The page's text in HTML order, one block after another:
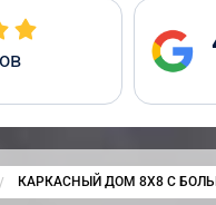
CURRENT:
КАРКАСНЫЙ ДОМ 8Х8 С